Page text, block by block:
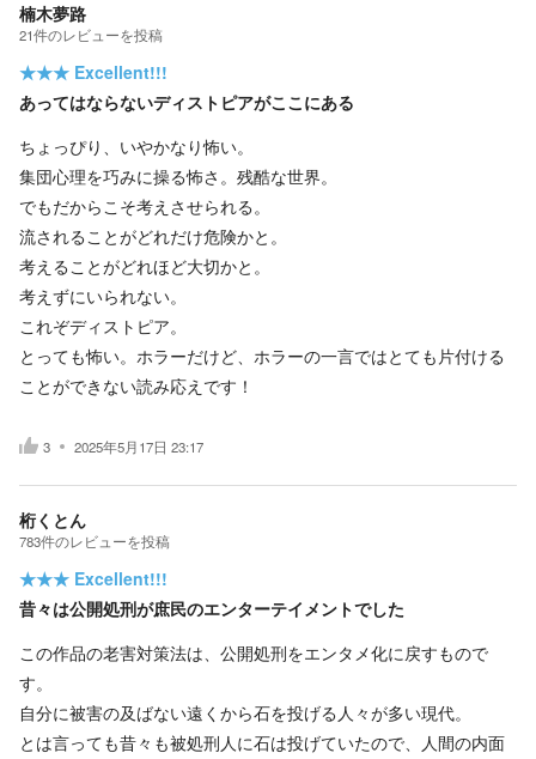
楠木夢路
21件のレビューを投稿
★★★ Excellent!!!
あってはならないディストピアがここにある
ちょっぴり、いやかなり怖い。
集団心理を巧みに操る怖さ。残酷な世界。
でもだからこそ考えさせられる。
流されることがどれだけ危険かと。
考えることがどれほど大切かと。
考えずにいられない。
これぞディストピア。
とっても怖い。ホラーだけど、ホラーの一言ではとても片付ける
ことができない読み応えです！
3 2025年5月17日 23:17
桁くとん
783件のレビューを投稿
★★★ Excellent!!!
昔々は公開処刑が庶民のエンターテイメントでした
この作品の老害対策法は、公開処刑をエンタメ化に戻すもので
す。
自分に被害の及ばない遠くから石を投げる人々が多い現代。
とは言っても昔々も被処刑人に石は投げていたので、人間の内面